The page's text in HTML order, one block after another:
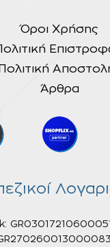
Όροι Χρήσης
Πολιτική
Άρθρα